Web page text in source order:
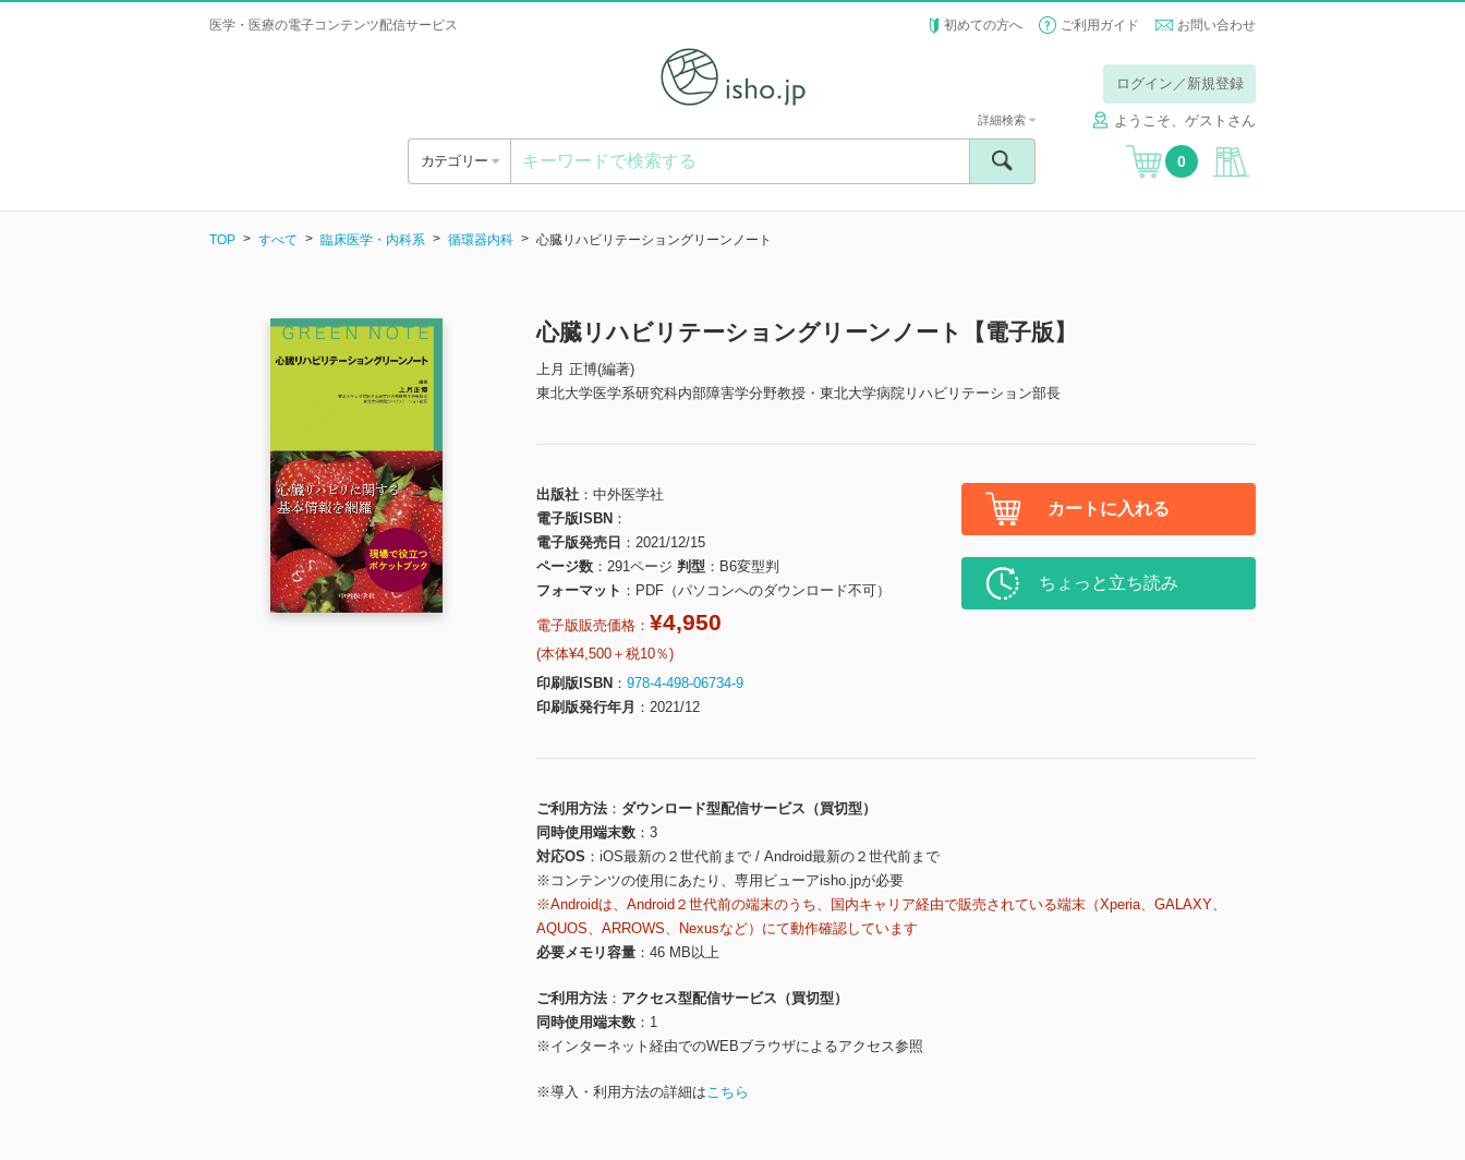
医学・医療の電子コンテンツ配信サービス 初めての方へ ご利用ガイド お問い合わせ
ログイン／新規登録
ようこそ、ゲストさん
カテゴリー
詳細検索
0
TOP すべて 臨床医学・内科系 循環器内科 心臓リハビリテーショングリーンノート
心臓リハビリテーショングリーンノート【電子版】
上月 正博(編著)
東北大学医学系研究科内部障害学分野教授・東北大学病院リハビリテーション部長
出版社
中外医学社
電子版ISBN
電子版発売日
2021/12/15
ページ数
291ページ 判型
B6変型判
フォーマット
PDF（パソコンへのダウンロード不可）
電子版販売価格： ¥4,950
(本体¥4,500＋税10％)
印刷版ISBN
978-4-498-06734-9
印刷版発行年月
2021/12
カートに入れる
ちょっと立ち読み
ご利用方法
ダウンロード型配信サービス（買切型）
同時使用端末数
3
対応OS
iOS最新の２世代前まで / Android最新の２世代前まで
※コンテンツの使用にあたり、専用ビューアisho.jpが必要
※Androidは、Android２世代前の端末のうち、国内キャリア経由で販売されている端末（Xperia、GALAXY、
AQUOS、ARROWS、Nexusなど）にて動作確認しています
必要メモリ容量
46 MB以上
ご利用方法
アクセス型配信サービス（買切型）
同時使用端末数
1
※インターネット経由でのWEBブラウザによるアクセス参照
※導入・利用方法の詳細はこちら